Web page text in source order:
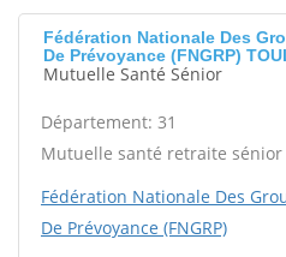
Fédération Nationale Des
De Prévoyance (FNGRP)
Mutuelle Santé Sénior
Département: 31
Mutuelle santé retraite sénior
Fédération Nationale Des
De Prévoyance (FNGRP)